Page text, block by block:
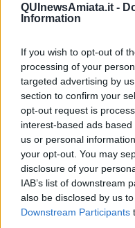
QUInewsAmiata.it -
Information
If you wish to opt-out of
processing of your
targeted advertising by
section to confirm your
opt-out request is
interest-based ads
us or personal
your opt-out. You may
disclosure of your
IAB’s list of downstream
also be disclosed by us
Downstream Participants
Ecco l'elenco dei prezzi
Comune per comune gli
rifornimento.
PROVINCIA DI SIENA —
giorno 17 maggio 2025dal
economico